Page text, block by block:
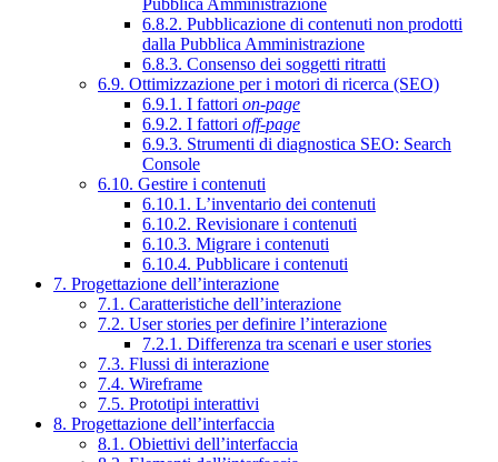
Pubblica Amministrazione
6.8.2. Pubblicazione di contenuti non prodotti
dalla Pubblica Amministrazione
6.8.3. Consenso dei soggetti ritratti
6.9. Ottimizzazione per i motori di ricerca (SEO)
6.9.1. I fattori on-page
6.9.2. I fattori off-page
6.9.3. Strumenti di diagnostica SEO: Search
Console
6.10. Gestire i contenuti
6.10.1. L’inventario dei contenuti
6.10.2. Revisionare i contenuti
6.10.3. Migrare i contenuti
6.10.4. Pubblicare i contenuti
7. Progettazione dell’interazione
7.1. Caratteristiche dell’interazione
7.2. User stories per definire l’interazione
7.2.1. Differenza tra scenari e user stories
7.3. Flussi di interazione
7.4. Wireframe
7.5. Prototipi interattivi
8. Progettazione dell’interfaccia
8.1. Obiettivi dell’interfaccia